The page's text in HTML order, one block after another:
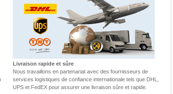
Livraison rapide et sûre
Nous travaillons en partenariat avec des fournisseurs de
services logistiques de confiance internationale tels que DHL,
UPS et FedEX pour assurer une livraison sûre et rapide.